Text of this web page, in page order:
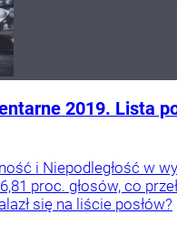
2019. Lista
i Niepodległość w
proc. głosów, co
się na liście posłów?